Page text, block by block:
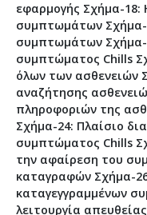
εφαρμογής Σχήμα-18:
συμπτωμάτων Σχήμα-
συμπτωμάτων Σχήμα-
συμπτώματος Chills
όλων των ασθενειών
αναζήτησης
πληροφοριών της
Σχήμα-24: Πλαίσιο
συμπτώματος Chills
την αφαίρεση του
καταγραφών Σχήμα-
καταγεγγραμμένων
λειτουργία